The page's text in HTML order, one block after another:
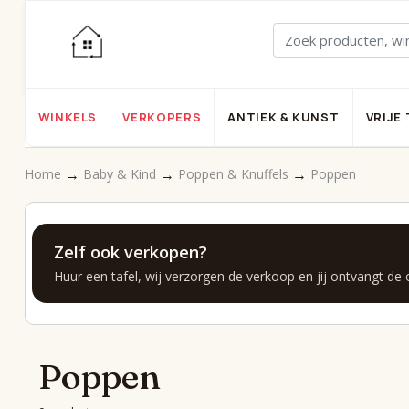
WINKELS VERKOPERS ANTIEK & KUNST VRIJE
Home → Baby & Kind → Poppen & Knuffels → Poppen
Zelf ook verkopen?
Huur een tafel, wij verzorgen de verkoop en jij ontvangt de
Poppen